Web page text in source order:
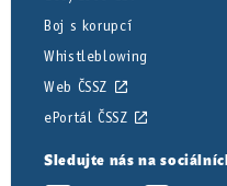
Boj s korupcí
Whistleblowing
Web ČSSZ
ePortál ČSSZ
Sledujte nás na